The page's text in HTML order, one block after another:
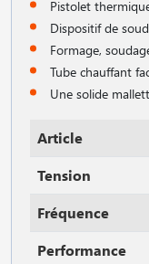
Pistolet
Dispositif de
Formage,
Tube chauffant
Une solide
Article
Tension
Fréquence
Performance